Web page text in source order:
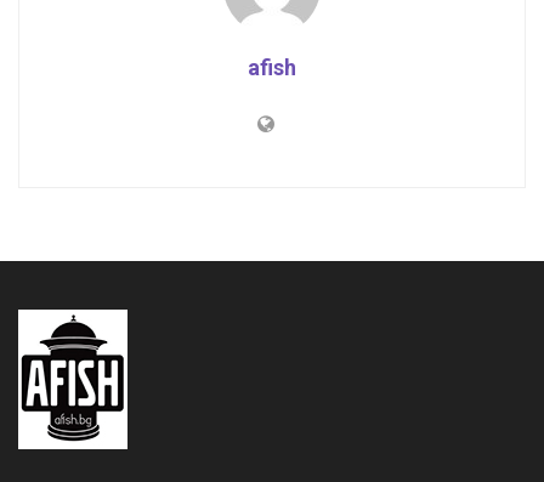
afish